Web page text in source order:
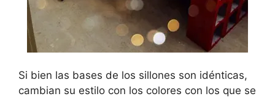
Si bien las bases de los sillones son idénticas,
cambian su estilo con los colores con los que se